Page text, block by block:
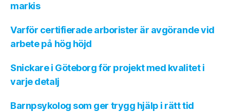
markis
Varför certifierade arborister är avgörande vid
arbete på hög höjd
Snickare i Göteborg för projekt med kvalitet i
varje detalj
Barnpsykolog som ger trygg hjälp i rätt tid